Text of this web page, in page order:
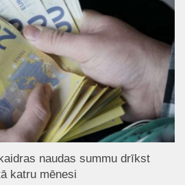
naudas summu drīkst
katru mēnesi